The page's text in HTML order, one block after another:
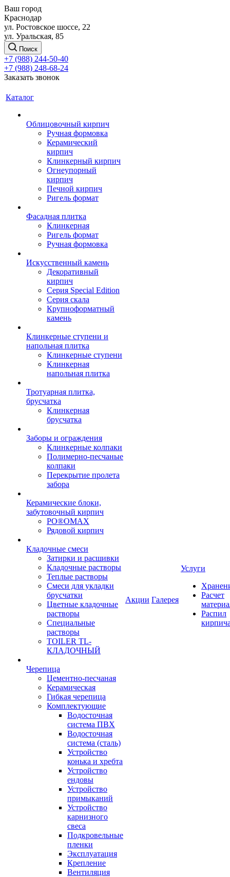
Ваш город
Краснодар
ул. Ростовское шоссе, 22
ул. Уральская, 85
Поиск
+7 (988) 244-50-40
+7 (988) 248-68-24
Заказать звонок
Каталог
Облицовочный кирпич
Ручная формовка
Керамический
кирпич
Клинкерный кирпич
Огнеупорный
кирпич
Печной кирпич
Ригель формат
Фасадная плитка
Клинкерная
Ригель формат
Ручная формовка
Искусственный камень
Декоративный
кирпич
Серия Special Edition
Серия скала
Крупноформатный
камень
Клинкерные ступени и
напольная плитка
Клинкерные ступени
Клинкерная
напольная плитка
Тротуарная плитка,
брусчатка
Клинкерная
брусчатка
Заборы и ограждения
Клинкерные колпаки
Полимерно-песчаные
колпаки
Перекрытие пролета
забора
Керамические блоки,
забутовочный кирпич
PO®OMAX
Рядовой кирпич
Кладочные смеси
Затирки и расшивки
Кладочные растворы
Теплые растворы
Смеси для укладки
брусчатки
Цветные кладочные
растворы
Специальные
растворы
TOILER TL-
КЛАДОЧНЫЙ
Черепица
Цементно-песчаная
Керамическая
Гибкая черепица
Комплектующие
Водосточная
система ПВХ
Водосточная
система (сталь)
Устройство
конька и хребта
Устройство
ендовы
Устройство
примыканий
Устройство
карнизного
свеса
Подкровельные
пленки
Эксплуатация
Крепление
Вентиляция
Акции Галерея
Услуги
Расчет
Распил